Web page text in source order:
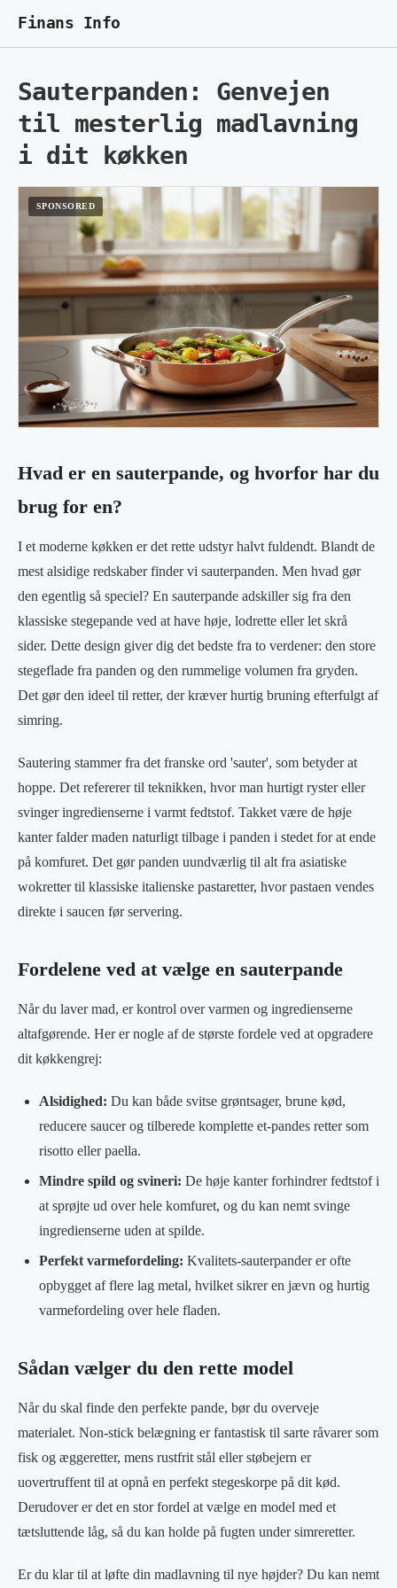
Finans Info
Sauterpanden: Genvejen
til mesterlig madlavning
i dit køkken
Hvad er en sauterpande, og hvorfor har du
brug for en?
I et moderne køkken er det rette udstyr halvt fuldendt. Blandt de
mest alsidige redskaber finder vi sauterpanden. Men hvad gør
den egentlig så speciel? En sauterpande adskiller sig fra den
klassiske stegepande ved at have høje, lodrette eller let skrå
sider. Dette design giver dig det bedste fra to verdener: den store
stegeflade fra panden og den rummelige volumen fra gryden.
Det gør den ideel til retter, der kræver hurtig bruning efterfulgt af
simring.
Sautering stammer fra det franske ord 'sauter', som betyder at
hoppe. Det refererer til teknikken, hvor man hurtigt ryster eller
svinger ingredienserne i varmt fedtstof. Takket være de høje
kanter falder maden naturligt tilbage i panden i stedet for at ende
på komfuret. Det gør panden uundværlig til alt fra asiatiske
wokretter til klassiske italienske pastaretter, hvor pastaen vendes
direkte i saucen før servering.
Fordelene ved at vælge en sauterpande
Når du laver mad, er kontrol over varmen og ingredienserne
altafgørende. Her er nogle af de største fordele ved at opgradere
dit køkkengrej:
Alsidighed: Du kan både svitse grøntsager, brune kød,
reducere saucer og tilberede komplette et-pandes retter som
risotto eller paella.
Mindre spild og svineri: De høje kanter forhindrer fedtstof i
at sprøjte ud over hele komfuret, og du kan nemt svinge
ingredienserne uden at spilde.
Perfekt varmefordeling: Kvalitets-sauterpander er ofte
opbygget af flere lag metal, hvilket sikrer en jævn og hurtig
varmefordeling over hele fladen.
Sådan vælger du den rette model
Når du skal finde den perfekte pande, bør du overveje
materialet. Non-stick belægning er fantastisk til sarte råvarer som
fisk og æggeretter, mens rustfrit stål eller støbejern er
uovertruffent til at opnå en perfekt stegeskorpe på dit kød.
Derudover er det en stor fordel at vælge en model med et
tætsluttende låg, så du kan holde på fugten under simreretter.
Er du klar til at løfte din madlavning til nye højder? Du kan nemt